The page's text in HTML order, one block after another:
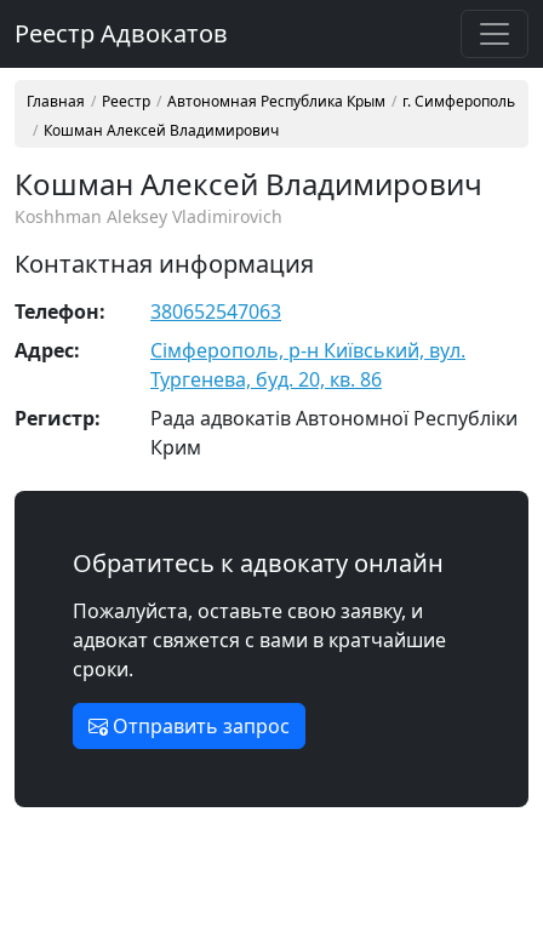
Реестр Адвокатов
Главная Реестр Автономная Республика Крым
г. Симферополь
Кошман Алексей Владимирович
Кошман Алексей Владимирович
Koshhman Aleksey Vladimirovich
Контактная информация
Телефон:
380652547063
Адрес:
Сімферополь, р-н Київський, вул.
Тургенева, буд. 20, кв. 86
Регистр:
Рада адвокатів Автономної Республіки
Крим
Обратитесь к адвокату онлайн
Пожалуйста, оставьте свою заявку, и
адвокат свяжется с вами в кратчайшие
сроки.
Отправить запрос